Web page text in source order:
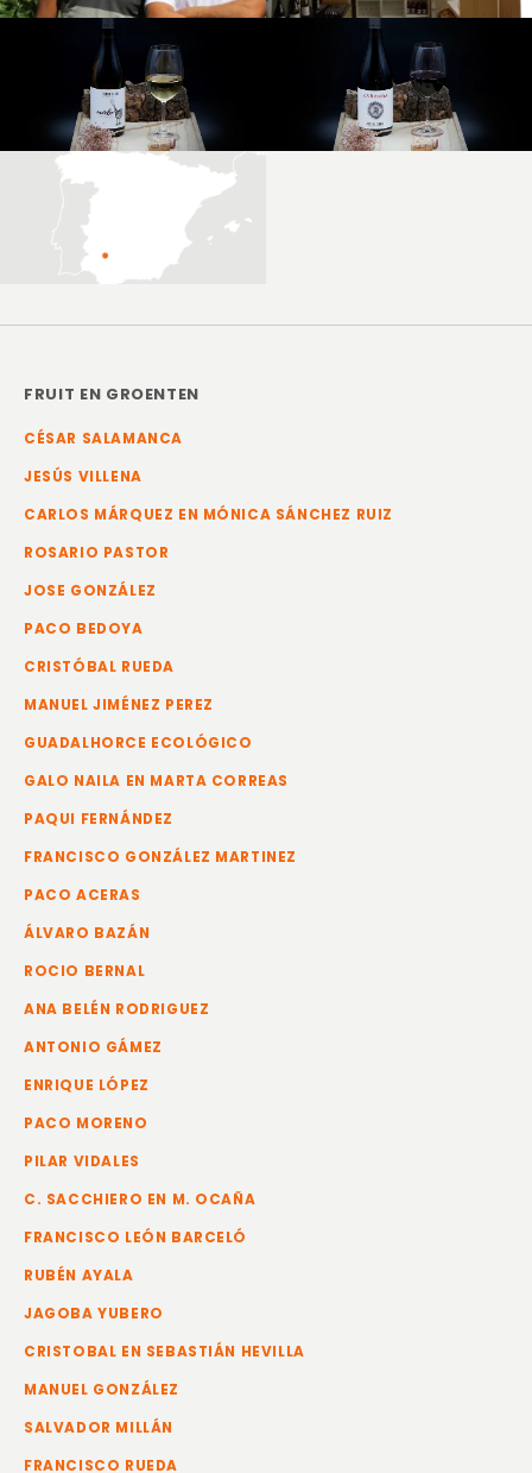
FRUIT EN GROENTEN
CÉSAR SALAMANCA
JESÚS VILLENA
CARLOS MÁRQUEZ EN MÓNICA SÁNCHEZ RUIZ
ROSARIO PASTOR
JOSE GONZÁLEZ
PACO BEDOYA
CRISTÓBAL RUEDA
MANUEL JIMÉNEZ PEREZ
GUADALHORCE ECOLÓGICO
GALO NAILA EN MARTA CORREAS
PAQUI FERNÁNDEZ
FRANCISCO GONZÁLEZ MARTINEZ
PACO ACERAS
ÁLVARO BAZÁN
ROCIO BERNAL
ANA BELÉN RODRIGUEZ
ANTONIO GÁMEZ
ENRIQUE LÓPEZ
PACO MORENO
PILAR VIDALES
C. SACCHIERO EN M. OCAÑA
FRANCISCO LEÓN BARCELÓ
RUBÉN AYALA
JAGOBA YUBERO
CRISTOBAL EN SEBASTIÁN HEVILLA
MANUEL GONZÁLEZ
SALVADOR MILLÁN
FRANCISCO RUEDA